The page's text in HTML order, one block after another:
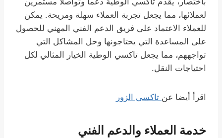
لعملائها، مما يجعل تجربة العملاء سهلة ومريحة. يمكن
للعملاء الاعتماد على فريق الدعم الفني المهني للحصول
على المساعدة التي يحتاجونها وحل المشاكل التي
تواجههم، مما يجعل تاكسي الوطية الخيار المثالي لكل
احتياجات النقل.
اقرأ أيضا عن تاكسى الزور
خدمة العملاء والدعم الفني